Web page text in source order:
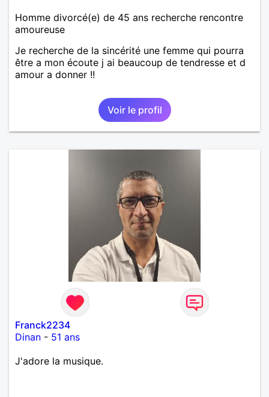
Homme divorcé(e) de 45 ans recherche rencontre
amoureuse
Je recherche de la sincérité une femme qui pourra
être a mon écoute j ai beaucoup de tendresse et d
amour a donner !!
Voir le profil
Franck2234
Dinan - 51 ans
J'adore la musique.